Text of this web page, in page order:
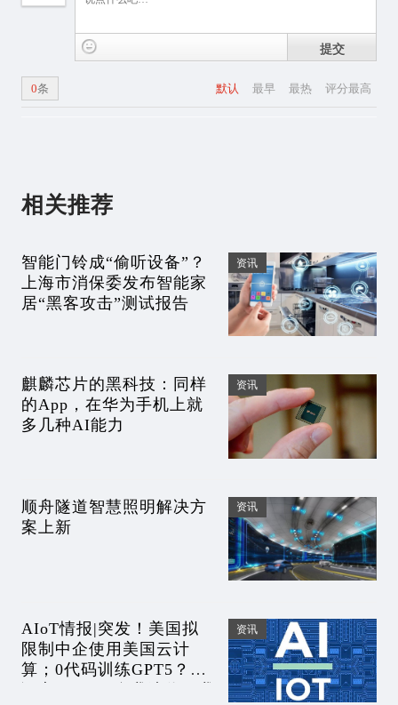
提交
默认 最早 最热 评分最高
0条
相关推荐
智能门铃成“偷听设备”？
上海市消保委发布智能家
居“黑客攻击”测试报告
资讯
麒麟芯片的黑科技：同样
的App，在华为手机上就
多几种AI能力
资讯
顺舟隧道智慧照明解决方
案上新
资讯
AIoT情报|突发！美国拟
限制中企使用美国云计
算；0代码训练GPT5？已
资讯